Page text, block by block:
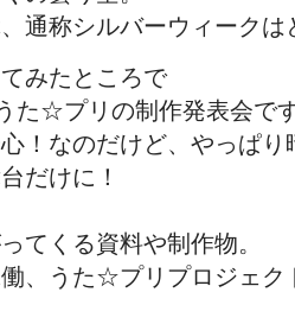
通称シルバーウィーク
みたところで
た☆プリの制作発表会で
！なのだけど、やっぱ
だけに！
てくる資料や制作物。
、うた☆プリプロジェク